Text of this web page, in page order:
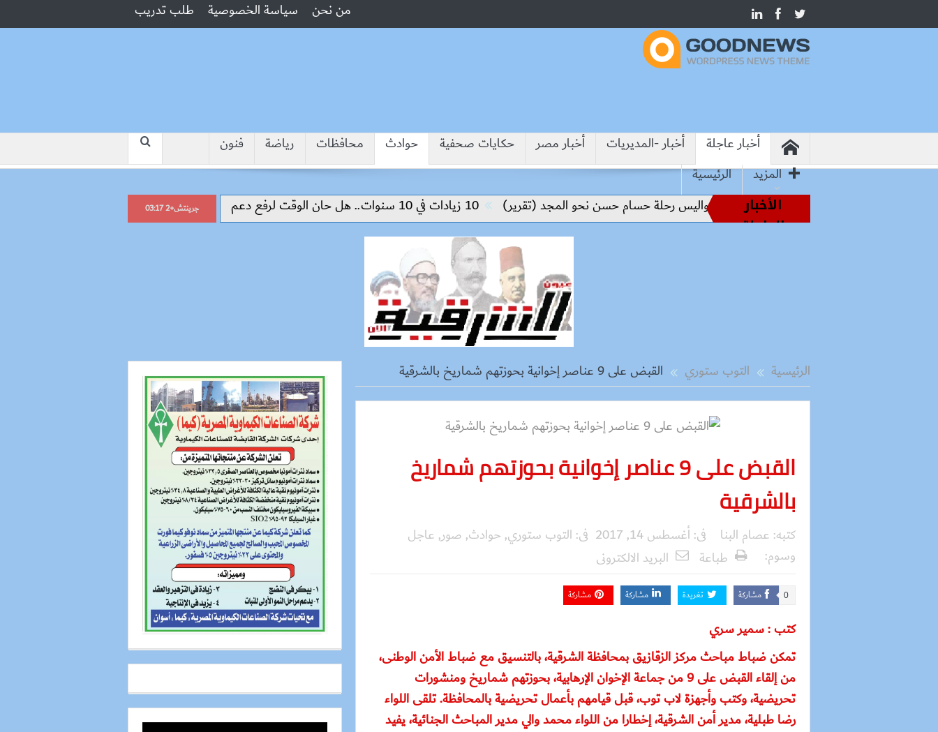
من نحن سياسة الخصوصية طلب تدريب
أخبار عاجلة أخبار -المديريات أخبار مصر حكايات صحفية حوادث محافظات رياضة
فنون
المزيد
الرئيسية
الأخبار
العاجلة
من أساطير الملاعب إلى قيادة الفراعنة.. كواليس رحلة حسام حسن نحو المجد (تقرير) 10 زيادات في 10 سنوات.. هل حان الوقت لرفع دعم البنزين نهائيا؟
“جبروت امرأة”.. مارست الرذيلة
سعر الحديد والاسمنت اليوم السبت في مصر 8-8-2026
جرينتش+2 03:17
الرئيسية التوب ستوري القبض على 9 عناصر إخوانية بحوزتهم شماريخ بالشرقية
القبض على 9 عناصر إخوانية بحوزتهم شماريخ
بالشرقية
كتبه: عصام البنا فى:أغسطس 14, 2017 فى: التوب ستوري, حوادث, صور, عاجل
وسوم:
طباعة البريد الالكترونى
مشاركة 0 تغريدة مشاركة مشاركة
كتب : سمير سري
تمكن ضباط مباحث مركز الزقازيق بمحافظة الشرقية، بالتنسيق مع ضباط الأمن الوطنى،
من إلقاء القبض على 9 من جماعة الإخوان الإرهابية، بحوزتهم شماريخ ومنشورات
تحريضية، وكتب وأجهزة لاب توب، قبل قيامهم بأعمال تحريضية بالمحافظة. تلقى اللواء
رضا طبلية، مدير أمن الشرقية، إخطارا من اللواء محمد والي مدير المباحث الجنائية، يفيد